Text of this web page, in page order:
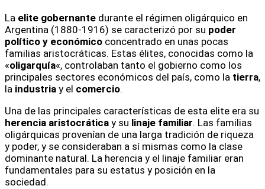
La elite gobernante durante el régimen oligárquico en
Argentina (1880-1916) se caracterizó por su poder
político y económico concentrado en unas pocas
familias aristocráticas. Estas élites, conocidas como la
«oligarquía«, controlaban tanto el gobierno como los
principales sectores económicos del país, como la tierra,
la industria y el comercio.
Una de las principales características de esta elite era su
herencia aristocrática y su linaje familiar. Las familias
oligárquicas provenían de una larga tradición de riqueza
y poder, y se consideraban a sí mismas como la clase
dominante natural. La herencia y el linaje familiar eran
fundamentales para su estatus y posición en la
sociedad.